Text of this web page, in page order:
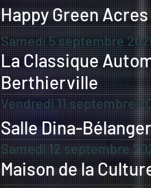
Happy Green
Samedi 5 septembre
La Classique
Berthierville
Vendredi 11 septembre
Salle Dina-
Samedi 12 septembre
Maison de la